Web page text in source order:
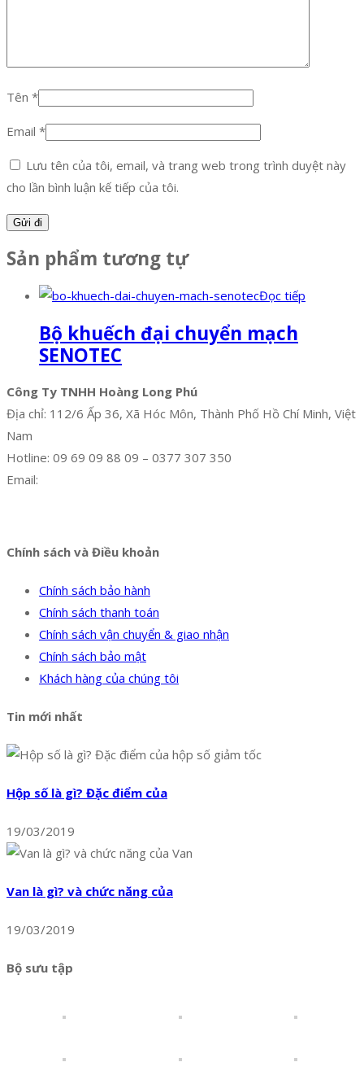
Tên *
Email *
Lưu tên của tôi, email, và trang web trong trình duyệt này
cho lần bình luận kế tiếp của tôi.
Sản phẩm tương tự
Đọc tiếp
Bộ khuếch đại chuyển mạch
SENOTEC
Công Ty TNHH Hoàng Long Phú
Địa chỉ: 112/6 Ấp 36, Xã Hóc Môn, Thành Phố Hồ Chí Minh, Việt
Nam
Hotline: 09 69 09 88 09 – 0377 307 350
Email:
Chính sách và Điều khoản
Chính sách bảo hành
Chính sách thanh toán
Chính sách vận chuyển & giao nhận
Chính sách bảo mật
Khách hàng của chúng tôi
Tin mới nhất
Hộp số là gì? Đặc điểm của
19/03/2019
Van là gì? và chức năng của
19/03/2019
Bộ sưu tập